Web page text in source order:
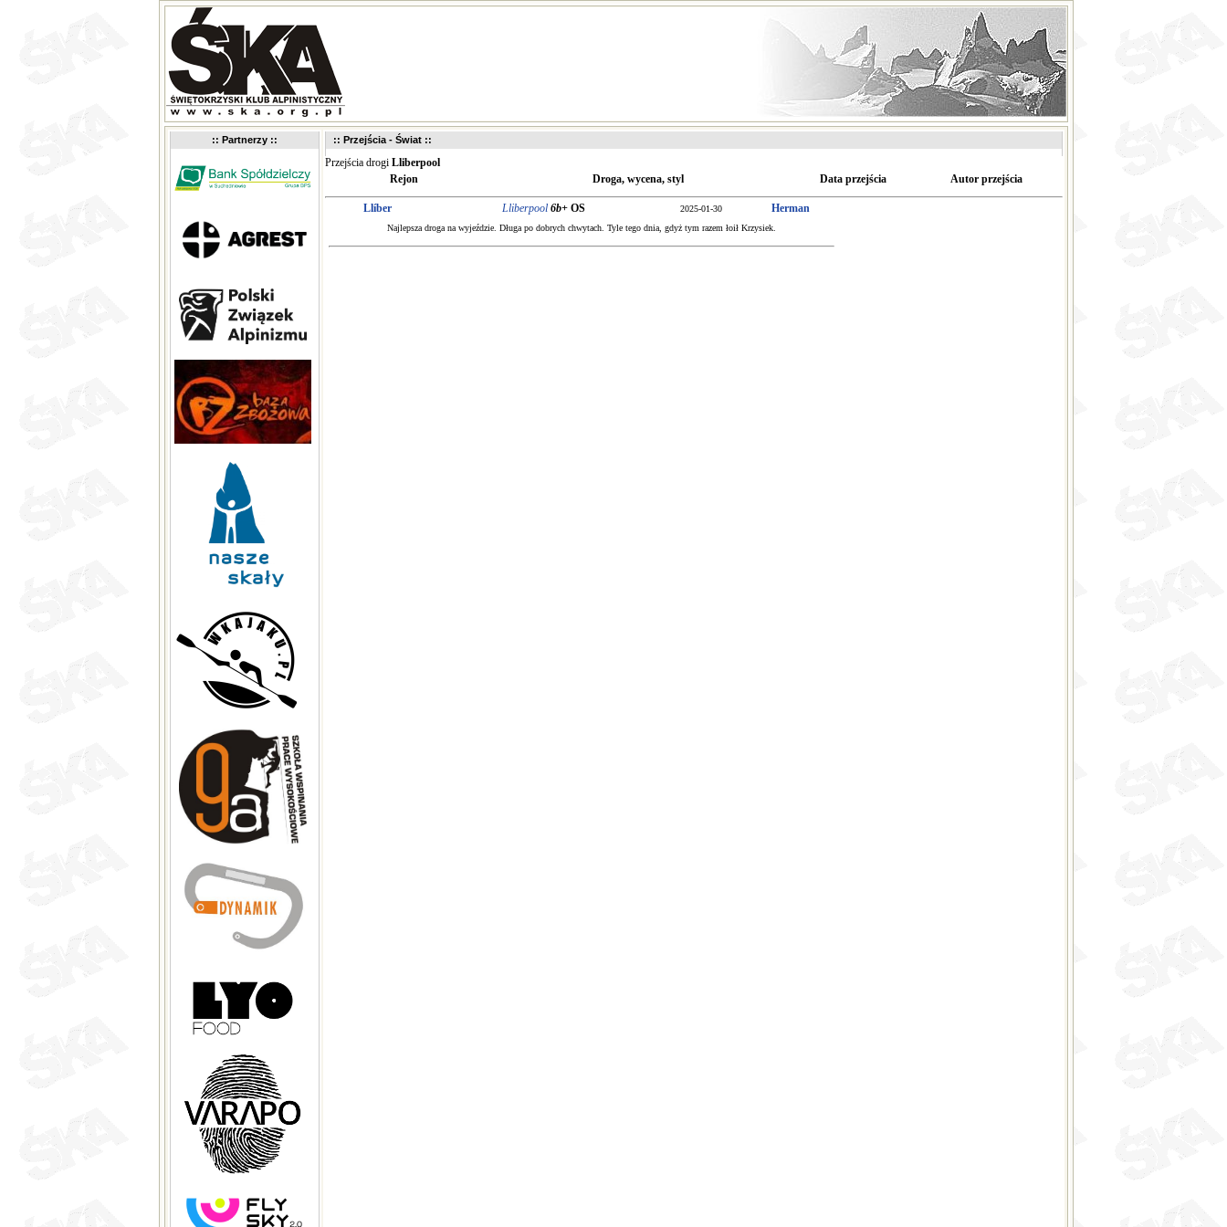
:: Partnerzy :: :: Przejścia - Świat ::
Przejścia drogi Lliberpool
Rejon
Droga, wycena, styl Data przejścia Autor przejścia
Llíber Lliberpool 6b+ OS 2025-01-30 Herman
Najlepsza droga na wyjeździe. Długa po dobrych chwytach. Tyle tego dnia, gdyż tym razem łoił Krzysiek.